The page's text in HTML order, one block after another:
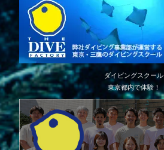
ダイビングスクール
東京都内で体験！